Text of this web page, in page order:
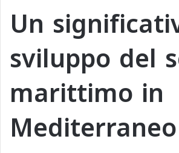
Un
sviluppo del
marittimo in
Mediterraneo